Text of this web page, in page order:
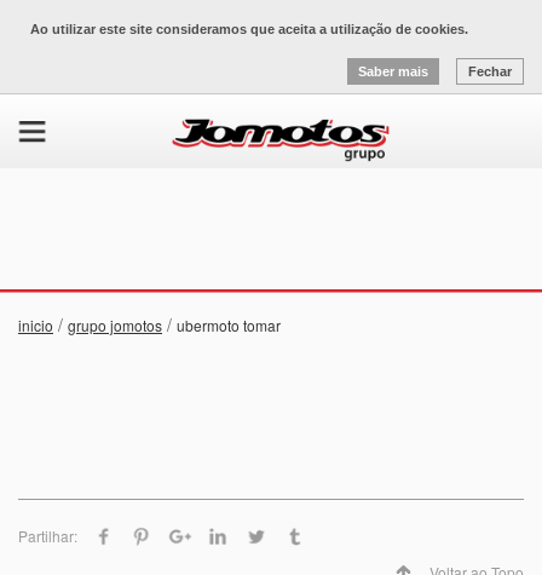
Ao utilizar este site consideramos que aceita a utilização de cookies.
Saber mais Fechar
inicio / grupo jomotos / ubermoto tomar
Partilhar: